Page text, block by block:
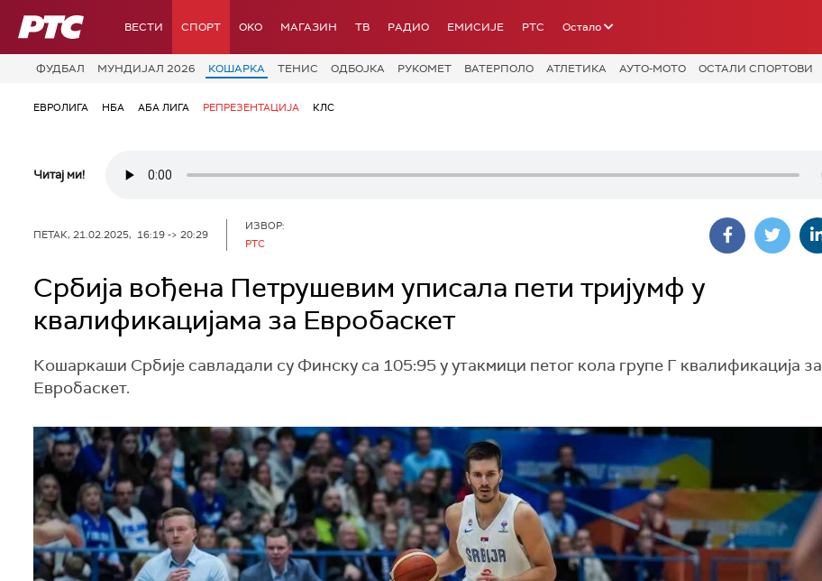
РТС ВЕСТИ СПОРТ OKO МАГАЗИН ТВ РАДИО ЕМИСИЈЕ РТС Остало
ФУДБАЛ МУНДИЈАЛ 2026 КОШАРКА ТЕНИС ОДБОЈКА РУКОМЕТ ВАТЕРПОЛО АТЛЕТИКА АУТО-МОТО ОСТАЛИ СПОРТОВИ
ЕВРОЛИГА НБА АБА ЛИГА РЕПРЕЗЕНТАЦИЈА КЛС
Читај ми!
ПЕТАК, 21.02.2025, 16:19 -> 20:29
ИЗВОР:
РТС
Србија вођена Петрушевим уписала пети тријумф у
квалификацијама за Евробаскет
Кошаркаши Србије савладали су Финску са 105:95 у утакмици петог кола групе Г квалификација за
Евробаскет.